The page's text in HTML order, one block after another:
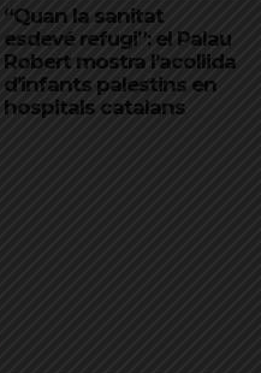
“Quan la sanitat
esdevé refugi”: el Palau
Robert mostra l’acollida
d’infants palestins en
hospitals catalans